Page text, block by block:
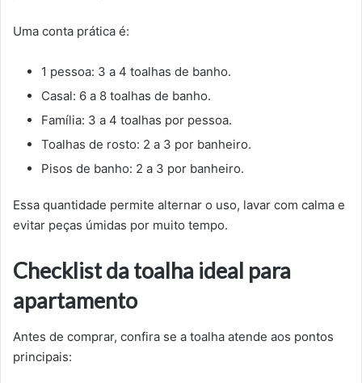
Uma conta prática é:
1 pessoa: 3 a 4 toalhas de banho.
Casal: 6 a 8 toalhas de banho.
Família: 3 a 4 toalhas por pessoa.
Toalhas de rosto: 2 a 3 por banheiro.
Pisos de banho: 2 a 3 por banheiro.
Essa quantidade permite alternar o uso, lavar com calma e
evitar peças úmidas por muito tempo.
Checklist da toalha ideal para
apartamento
Antes de comprar, confira se a toalha atende aos pontos
principais: